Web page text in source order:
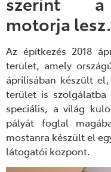
motorja lesz.
Az építkezés 2018
terület, amely
áprilisában készült
terület is
speciális, a világ
pályát foglal
mostanra készült el
látogatói központ.